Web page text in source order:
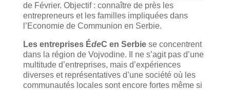
de Février. Objectif : connaître de près les
entrepreneurs et les familles impliquées dans
l’Economie de Communion en Serbie.
Les entreprises ÉdeC en Serbiese concentrent
dans la région de Vojvodine. Il ne s’agit pas d’une
multitude d’entreprises, mais d’expériences
diverses et représentatives d’une société où les
communautés locales sont encore fortes même si